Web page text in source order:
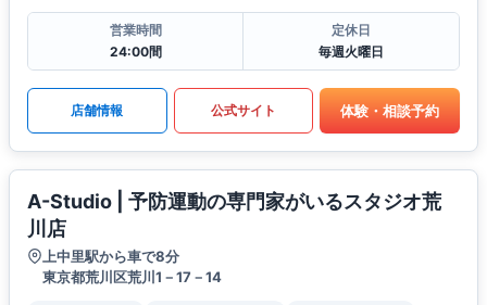
営業時間
24:00間
定休日
毎週火曜日
店舗情報 公式サイト 体験・相談予約
A-Studio | 予防運動の専門家がいるスタジオ荒
川店
上中里駅から車で8分
東京都荒川区荒川1－17－14